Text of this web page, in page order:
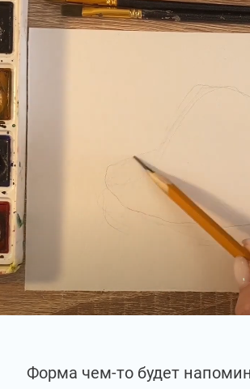
Форма чем-то будет